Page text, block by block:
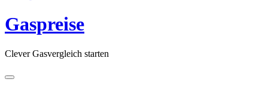
content
Gaspreise
Clever Gasvergleich starten